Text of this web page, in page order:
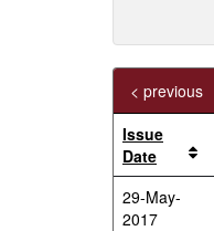
< previous
Issue
Date
29-May-
2017